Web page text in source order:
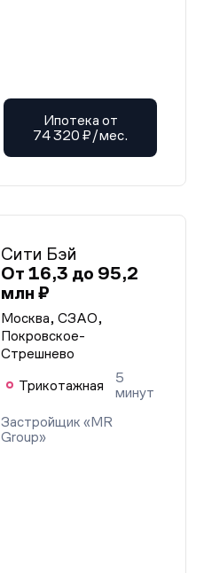
Ипотека от
74 320 ₽/мес.
Сити Бэй
От 16,3 до 95,2
млн ₽
Москва, СЗАО,
Покровское-
Стрешнево
Трикотажная
5
минут
Застройщик «MR
Group»